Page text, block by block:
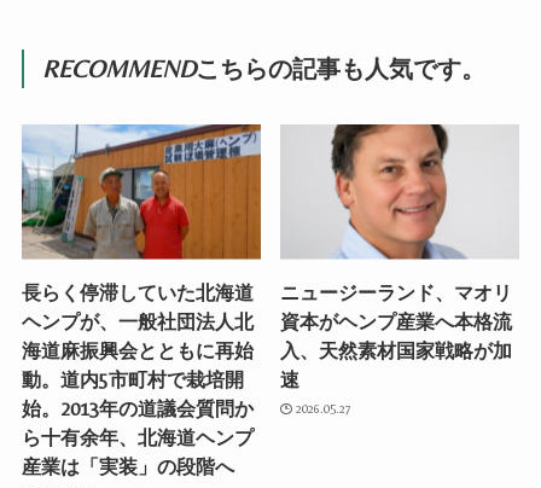
RECOMMENDこちらの記事も人気です。
長らく停滞していた北海道
ヘンプが、一般社団法人北
海道麻振興会とともに再始
動。道内5市町村で栽培開
始。2013年の道議会質問か
ら十有余年、北海道ヘンプ
産業は「実装」の段階へ
ニュージーランド、マオリ
資本がヘンプ産業へ本格流
入、天然素材国家戦略が加
速
2026.05.27